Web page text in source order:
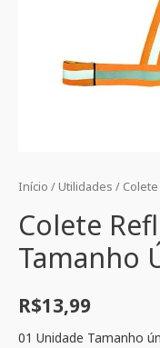
Início / Utilidades /
Colete
Tamanho
R$13,99
01 Unidade Tamanho